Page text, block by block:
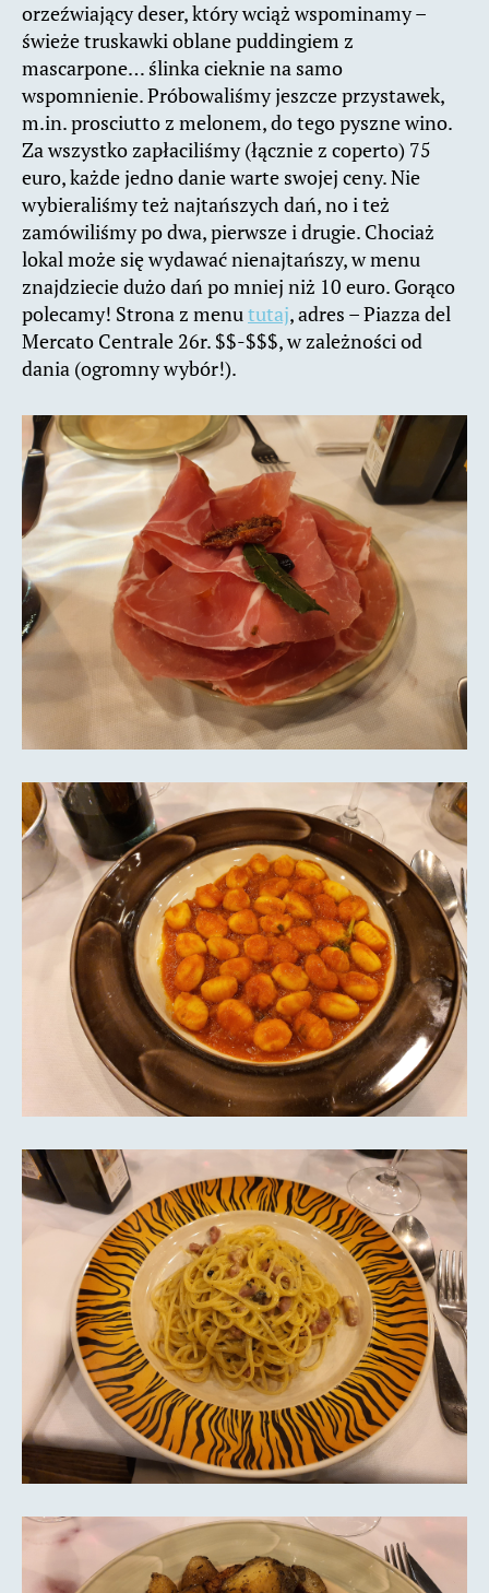
orzeźwiający deser, który wciąż wspominamy –
świeże truskawki oblane puddingiem z
mascarpone… ślinka cieknie na samo
wspomnienie. Próbowaliśmy jeszcze przystawek,
m.in. prosciutto z melonem, do tego pyszne wino.
Za wszystko zapłaciliśmy (łącznie z coperto) 75
euro, każde jedno danie warte swojej ceny. Nie
wybieraliśmy też najtańszych dań, no i też
zamówiliśmy po dwa, pierwsze i drugie. Chociaż
lokal może się wydawać nienajtańszy, w menu
znajdziecie dużo dań po mniej niż 10 euro. Gorąco
polecamy! Strona z menututaj, adres – Piazza del
Mercato Centrale 26r. $$-$$$, w zależności od
dania (ogromny wybór!).